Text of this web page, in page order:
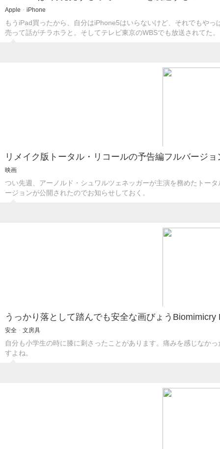
Apple ・ iPhone
もうiPad買ったから、自分はiPhone5はいらないけど、それでもや
売って話がチラホラと。そしてテレビ東京のWBSでも放送されてた。
リメイク版トータル・リコールの予告編フルバージ
映画
つい先週、アーノルド・シュワルツェネッガーが主演を務めたトー
ージョンが公開されたのでお知らせしておく。
うっかり落として踏んでも安全な画びょうBiomimicry
安全 ・ 文房具
自分も小学生の時に膝に刺さったことがあります。痛みを感じなか
すよね。